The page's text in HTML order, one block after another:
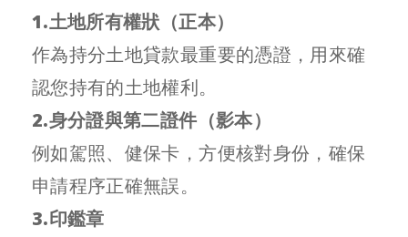
1.土地所有權狀（正本）
作為持分土地貸款最重要的憑證，用來確
認您持有的土地權利。
2.身分證與第二證件（影本）
例如駕照、健保卡，方便核對身份，確保
申請程序正確無誤。
3.印鑑章